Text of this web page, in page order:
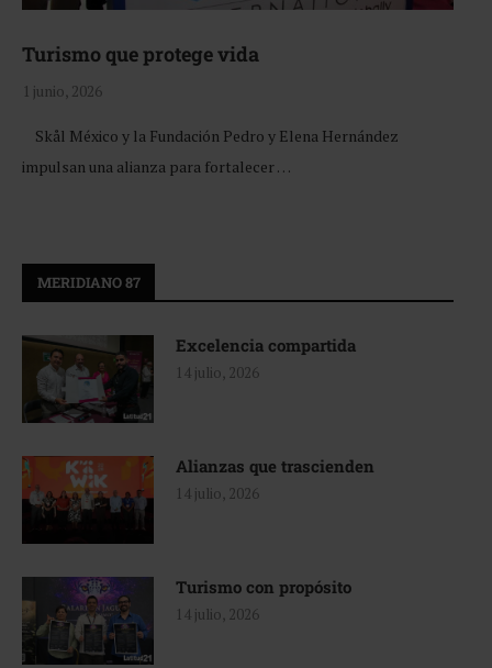
Turismo que protege vida
1 junio, 2026
Skål México y la Fundación Pedro y Elena Hernández
impulsan una alianza para fortalecer …
MERIDIANO 87
Excelencia compartida
14 julio, 2026
Alianzas que trascienden
14 julio, 2026
Turismo con propósito
14 julio, 2026